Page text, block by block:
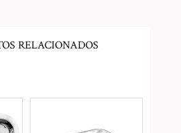
RELACIONADOS